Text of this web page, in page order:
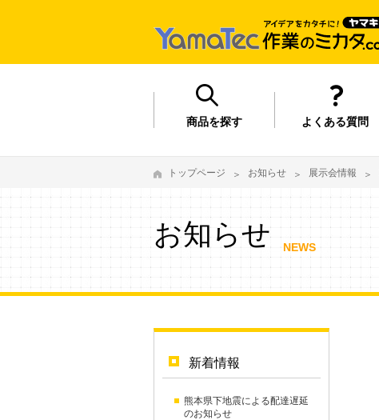
商品を探す よくある質問
トップページ お知らせ 展示会情報
お知らせ NEWS
新着情報
熊本県下地震による配達遅延
のお知らせ